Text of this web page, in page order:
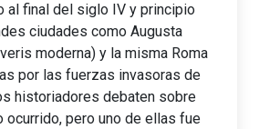
al final del siglo IV y principio
ciudades como Augusta
moderna) y la misma Roma
por las fuerzas invasoras de
historiadores debaten sobre
ocurrido, pero uno de ellas fue